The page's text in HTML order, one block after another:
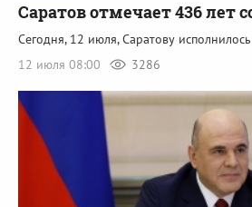
Саратов отмечает 436 лет
Сегодня, 12 июля, Саратову
12 июля 08:00
3286